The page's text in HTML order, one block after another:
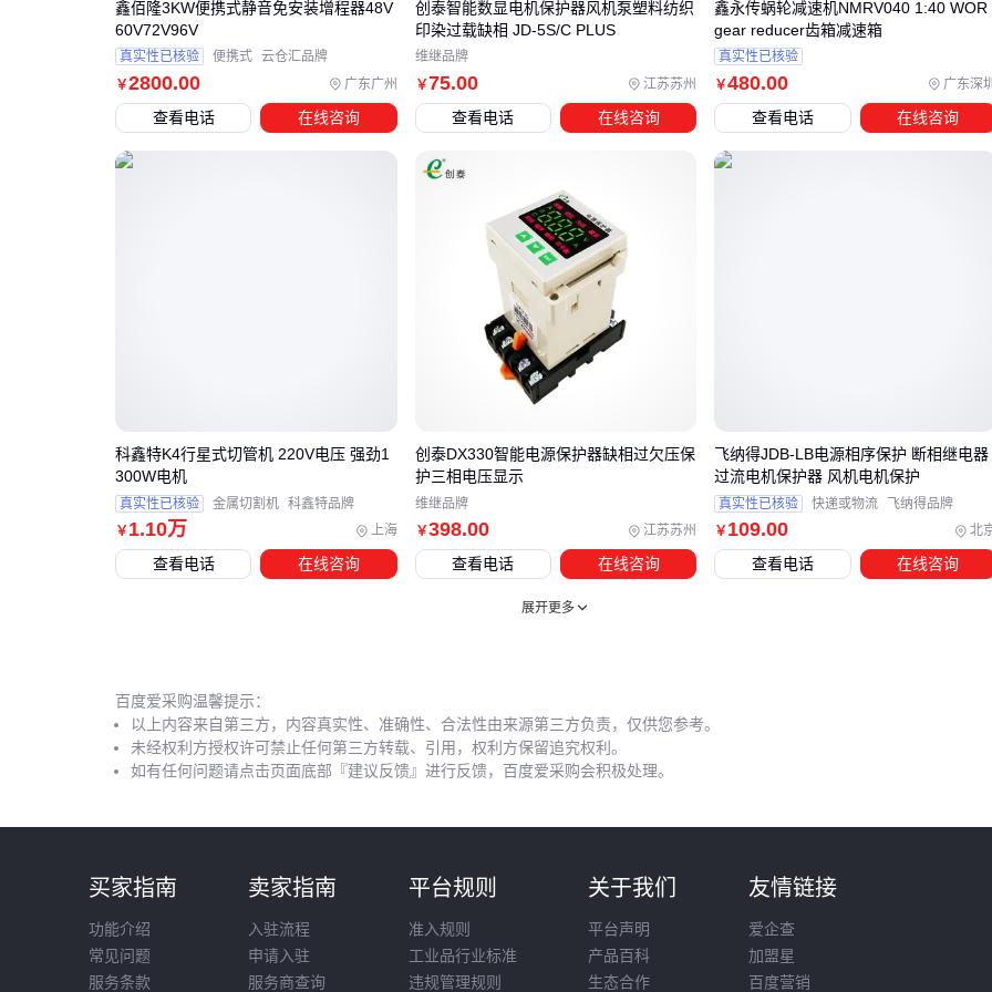
四冲程发动机油耗降低30%
内置消音器控制噪音在58分贝内
四、买完发电机才发现还要配这些？
80%的用户在安装阶段会遇到配套问题：
电力转换
防水防护：露天停放必须配置
线材匹配：大功率机型要换装6平方毫米以上电缆
控制面板选型要点：
数字式比机械式响应快0.3秒
需确认支持车型的电压范围
伺服控制器能减少电压波动
五、这些操作会让发电机寿命缩短一半
油电混合系统的维护要点常被忽视：
滤清器周期：发电机滤清器
每200小时必须更换
散热管理
冬季保养：
停机后排空化油器残油
数，可能导致空燃比失调。
增程系统的选择本质是平衡艺术：功率要匹配日均里程，体积
需考虑载重空间，噪音需符合使用场景。对于日均行驶50km内
的用户，4KW机型+
的组合可能比单纯增大发电
￥2800.00 广东广州
鑫佰隆3KW便携式静音免安装增程器48V
60V72V96V
真实性已核验 便携式 云仓汇品牌
查看电话 在线咨询
￥75.00 江苏苏州
创泰智能数显电机保护器风机泵塑料纺织
印染过载缺相 JD-5S/C PLUS
维继品牌
查看电话 在线咨询
￥480.00 广东深
鑫永传蜗轮减速机NMRV040 1:40 WOR
gear reducer齿箱减速箱
真实性已核验
查看电话 在线咨询
￥ 1.10万 上海
科鑫特K4行星式切管机 220V电压 强劲1
300W电机
真实性已核验 金属切割机 科鑫特品牌
查看电话 在线咨询
￥398.00 江苏苏州
创泰DX330智能电源保护器缺相过欠压保
护三相电压显示
维继品牌
查看电话 在线咨询
￥ 109.00 北
飞纳得JDB-LB电源相序保护 断相继电器
过流电机保护器 风机电机保护
真实性已核验 快递或物流 飞纳得品牌
查看电话 在线咨询
展开更多
百度爱采购温馨提示：
以上内容来自第三方，内容真实性、准确性、合法性由来源第三方负责，仅供您参考。
未经权利方授权许可禁止任何第三方转载、引用，权利方保留追究权利。
如有任何问题请点击页面底部『建议反馈』进行反馈，百度爱采购会积极处理。
买家指南
功能介绍
常见问题
服务条款
卖家指南
入驻流程
申请入驻
服务商查询
平台规则
准入规则
工业品行业标准
违规管理规则
关于我们
平台声明
产品百科
生态合作
友情链接
爱企查
加盟星
百度营销